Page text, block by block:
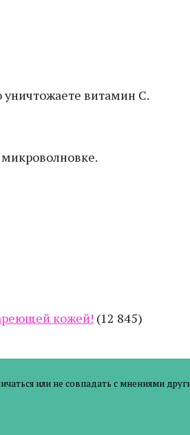
уничтожаете витамин С.
кожей! (12 845)
или не совпадать с мнениями